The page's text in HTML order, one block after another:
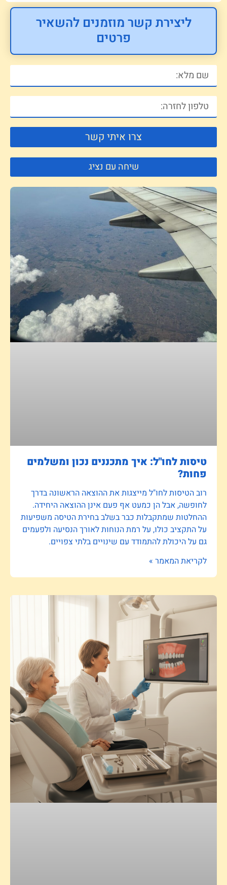
ליצירת קשר מוזמנים להשאיר
פרטים
צרו איתי קשר
שיחה עם נציג
טיסות לחו"ל: איך מתכננים נכון ומשלמים
פחות?
רוב הטיסות לחו"ל מייצגות את ההוצאה הראשונה בדרך
לחופשה, אבל הן כמעט אף פעם אינן ההוצאה היחידה.
ההחלטות שמתקבלות כבר בשלב בחירת הטיסה משפיעות
על התקציב כולו, על רמת הנוחות לאורך הנסיעה ולפעמים
גם על היכולת להתמודד עם שינויים בלתי צפויים.
לקריאת המאמר »